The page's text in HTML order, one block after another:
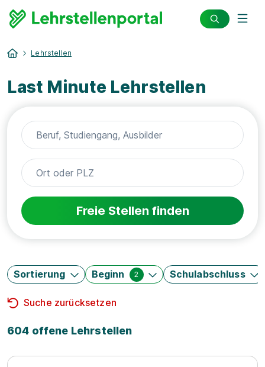
Lehrstellen
Last Minute Lehrstellen
Freie Stellen finden
Sortierung Beginn 2 Schulabschluss
Suche zurücksetzen
604 offene Lehrstellen